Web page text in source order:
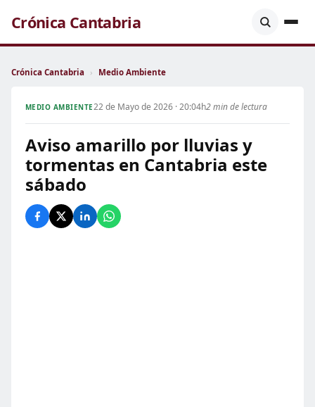
Crónica Cantabria
Crónica Cantabria › Medio Ambiente
MEDIO AMBIENTE22 de Mayo de 2026 · 20:04h2 min de lectura
Aviso amarillo por lluvias y
tormentas en Cantabria este
sábado